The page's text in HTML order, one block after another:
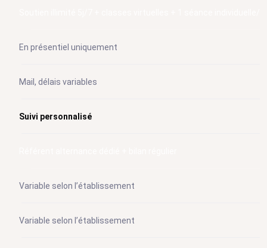
En présentiel uniquement
Mail, délais variables
Suivi personnalisé
Variable selon l’établissement
Variable selon l’établissement